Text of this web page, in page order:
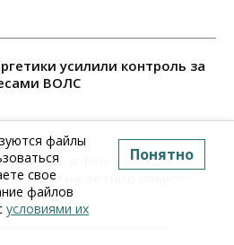
усилили контроль за
ВОЛС
– в Топ-3 лучших
на летние покупки
файлы
свое
файлов
условиями их
Понятно